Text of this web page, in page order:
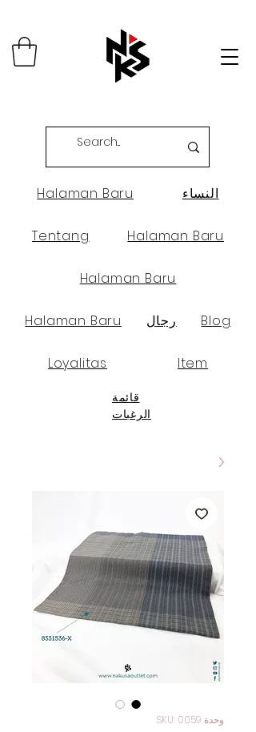
Halaman Baru النساء
Tentang Halaman Baru
Halaman Baru
Halaman Baru رجال Blog
Loyalitas Item
قائمة
الرغبات
وحدة SKU: 0059